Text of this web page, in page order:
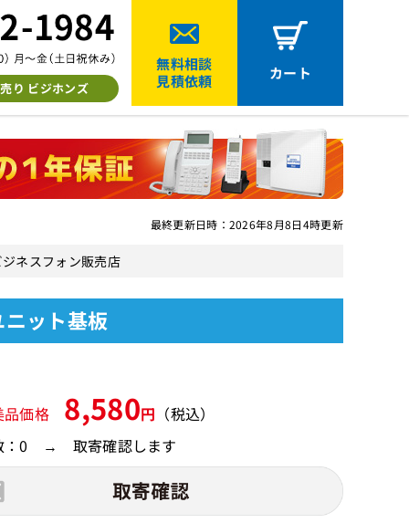
り ビジホンズ
無料相談
見積依頼
カート
最終更新日時：2026年8月8日4時更新
ネスフォン販売店
ット基板
品価格 8,580円 （税込）
：0 → 取寄確認します